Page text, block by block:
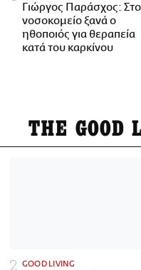
Γιώργος Παράσχος: Στο
νοσοκομείο ξανά ο
ηθοποιός για θεραπεία
κατά του καρκίνου
THE GOOD
GOOD LIVING